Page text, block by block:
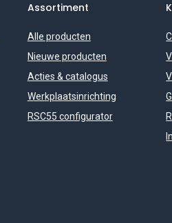
Assortiment
Alle producten
Nieuwe producten
Acties & catalogus
Werkplaatsinrichting
RSC55 configurator